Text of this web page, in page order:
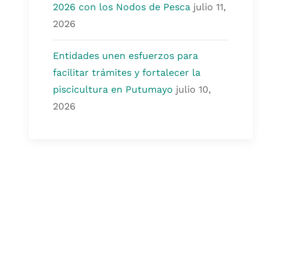
2026 con los Nodos de Pesca julio 11,
2026
Entidades unen esfuerzos para
facilitar trámites y fortalecer la
piscicultura en Putumayo julio 10,
2026